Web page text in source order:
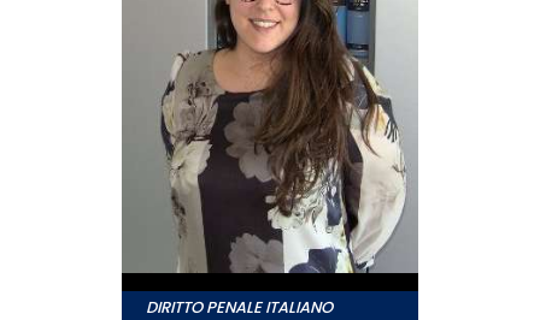
DIRITTO PENALE ITALIANO